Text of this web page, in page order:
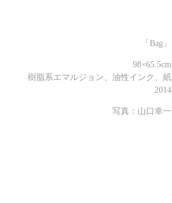
「Bag」
98×65.5cm
樹脂系エマルジョン、油性インク、紙
2014
写真：山口幸一